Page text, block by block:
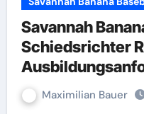
Savannah
Schiedsrichter
Zertifizierung,
Maximilian Bauer